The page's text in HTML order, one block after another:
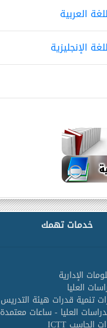
العربية
الإنجليزية
خدمات تهمك
الإدارية
العليا
تنمية قدرات هيئة التدريس
العليا - ساعات معتمدة